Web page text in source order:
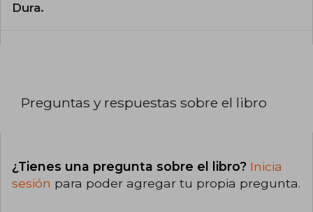
Dura.
Preguntas y respuestas sobre el libro
¿Tienes una pregunta sobre el libro? Inicia
sesión para poder agregar tu propia pregunta.